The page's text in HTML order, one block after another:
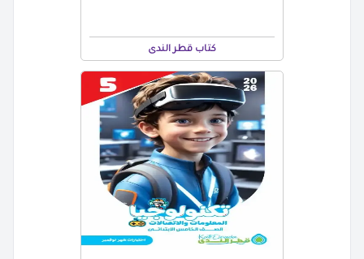
كتاب قطر الندى